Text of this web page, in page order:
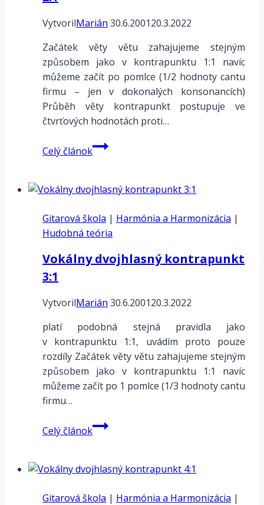
VytvorilMarián 30.6.200120.3.2022
Začátek věty větu zahajujeme stejným
způsobem jako v kontrapunktu 1:1 navíc
můžeme začít po pomlce (1/2 hodnoty cantu
firmu – jen v dokonalých konsonancích)
Průběh věty kontrapunkt postupuje ve
čtvrťových hodnotách proti…
Celý článokVokálny
dvojhlasný
2:1
Gitarová škola | Harmónia a Harmonizácia |
Hudobná teória
Vokálny dvojhlasný kontrapunkt
3:1
VytvorilMarián 30.6.200120.3.2022
platí podobná stejná pravidla jako
v kontrapunktu 1:1, uvádím proto pouze
rozdíly Začátek věty větu zahajujeme stejným
způsobem jako v kontrapunktu 1:1 navíc
můžeme začít po 1 pomlce (1/3 hodnoty cantu
firmu…
Celý článokVokálny
dvojhlasný
3:1
Gitarová škola | Harmónia a Harmonizácia |